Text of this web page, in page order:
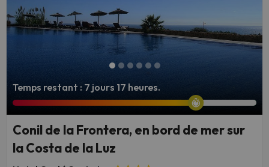
Temps restant : 7 jours 17 heures.
Conil de la Frontera, en bord de mer sur
la Costa de la Luz